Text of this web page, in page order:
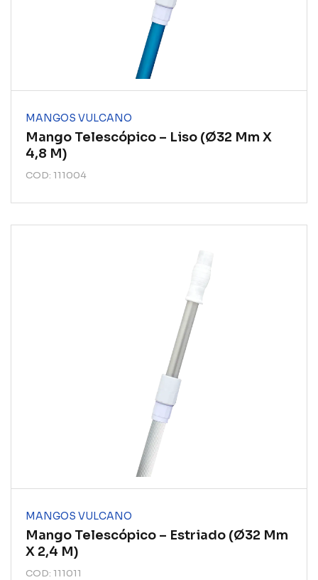
MANGOS VULCANO
Mango Telescópico – Liso (ø32 Mm X
4,8 M)
COD: 111004
MANGOS VULCANO
Mango Telescópico – Estriado (ø32 Mm
X 2,4 M)
COD: 111011